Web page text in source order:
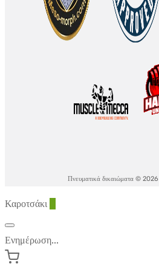
Πνευματικά δικαιώματα © 2026
Καροτσάκι
Ενημέρωση...